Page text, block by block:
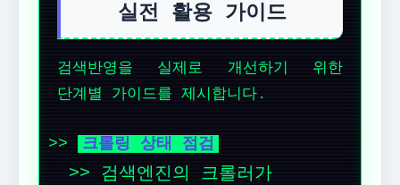
실전 활용 가이드
검색반영을 실제로 개선하기 위한
단계별 가이드를 제시합니다.
크롤링 상태 점검
검색엔진의 크롤러가